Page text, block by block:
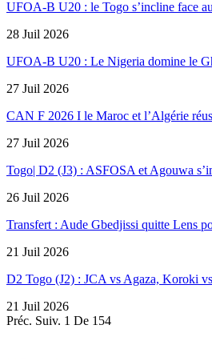
UFOA-B U20 : le Togo s’incline face
28 Juil 2026
UFOA-B U20 : Le Nigeria domine le
27 Juil 2026
CAN F 2026 I le Maroc et l’Algérie
27 Juil 2026
Togo| D2 (J3) : ASFOSA et Agouwa
26 Juil 2026
Transfert : Aude Gbedjissi quitte Lens
21 Juil 2026
D2 Togo (J2) : JCA vs Agaza, Koroki
21 Juil 2026
Préc. Suiv. 1 De 154